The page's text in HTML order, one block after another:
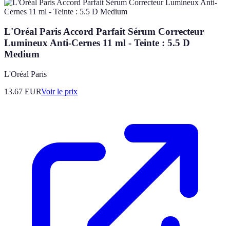
L'Oréal Paris Accord Parfait Sérum Correcteur
Lumineux Anti-Cernes 11 ml - Teinte : 5.5 D
Medium
L'Oréal Paris
13.67 EURVoir le prix